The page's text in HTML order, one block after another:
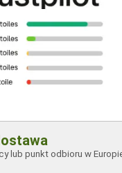
lub punkt odbioru w